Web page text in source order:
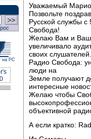
на РС
Уважаемый Марио
Позвольте
Русской службы
Свобода!
Желаю Вам и
увеличивало
своих слушателей.
Радио Свобода:
люди на
Земле получают
интересные
Желаю чтобы
объективной
А если кратко: